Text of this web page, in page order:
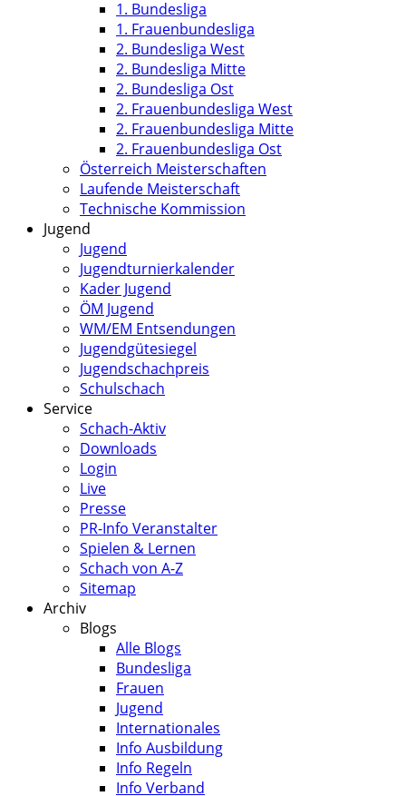
1. Bundesliga
1. Frauenbundesliga
2. Bundesliga West
2. Bundesliga Mitte
2. Bundesliga Ost
2. Frauenbundesliga West
2. Frauenbundesliga Mitte
2. Frauenbundesliga Ost
Österreich Meisterschaften
Laufende Meisterschaft
Technische Kommission
Jugend
Jugend
Jugendturnierkalender
Kader Jugend
ÖM Jugend
WM/EM Entsendungen
Jugendgütesiegel
Jugendschachpreis
Schulschach
Service
Schach-Aktiv
Downloads
Login
Live
Presse
PR-Info Veranstalter
Spielen & Lernen
Schach von A-Z
Sitemap
Archiv
Blogs
Alle Blogs
Bundesliga
Frauen
Jugend
Internationales
Info Ausbildung
Info Regeln
Info Verband